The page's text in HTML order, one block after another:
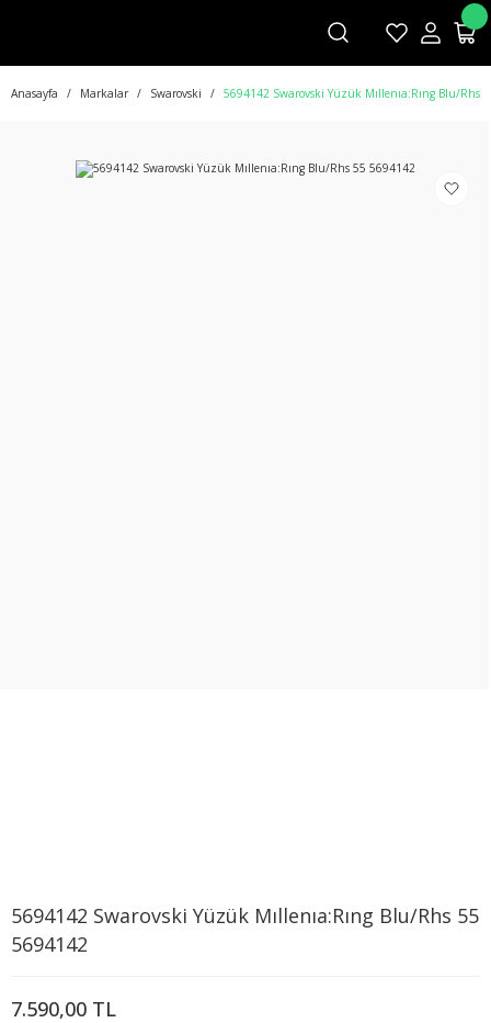
Anasayfa Markalar Swarovski 5694142 Swarovski Yüzük Mıllenıa:Rıng Blu/Rhs
5694142 Swarovski Yüzük Mıllenıa:Rıng Blu/Rhs 55
5694142
7.590,00 TL